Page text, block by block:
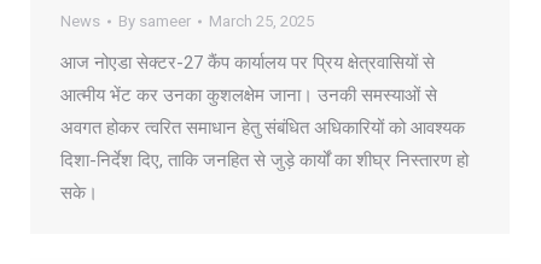
News By sameer March 25, 2025
आज नोएडा सेक्टर-27 कैंप कार्यालय पर प्रिय क्षेत्रवासियों से
आत्मीय भेंट कर उनका कुशलक्षेम जाना। उनकी समस्याओं से
अवगत होकर त्वरित समाधान हेतु संबंधित अधिकारियों को आवश्यक
दिशा-निर्देश दिए, ताकि जनहित से जुड़े कार्यों का शीघ्र निस्तारण हो
सके।